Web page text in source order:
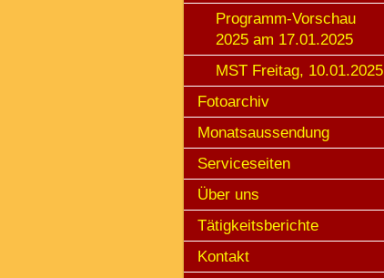
Programm-Vorschau
2025 am 17.01.2025
MST Freitag, 10.01.2025
Fotoarchiv
Monatsaussendung
Serviceseiten
Über uns
Tätigkeitsberichte
Kontakt